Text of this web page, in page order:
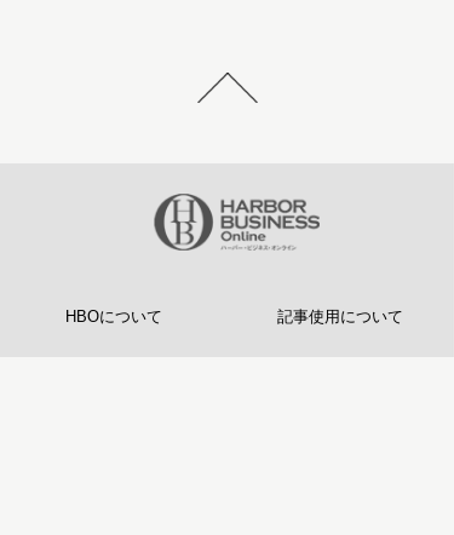
HBOについて 記事使用について